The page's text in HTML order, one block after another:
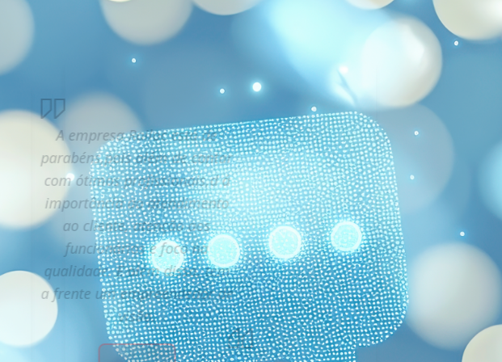
A empresa Railoc está de
parabéns,pois além de contar
com ótimos profissionais,d á
importância ao atendimento
ao cliente, atenção aos
funcionários e foco na
qualidade. E além disso, tem
a frente um empreendedor de
visão.